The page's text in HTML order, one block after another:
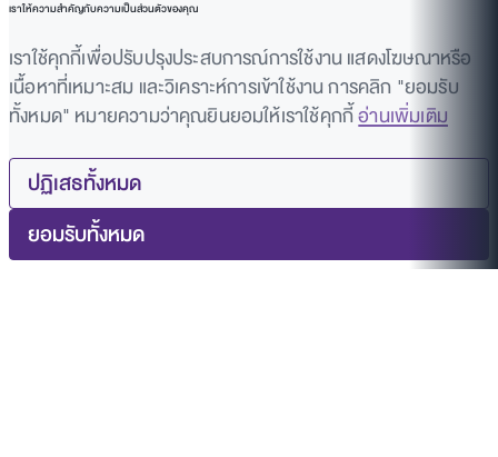
เราให้ความสำคัญกับความเป็นส่วนตัวของคุณ
เราใช้คุกกี้เพื่อปรับปรุงประสบการณ์การใช้งาน แสดงโฆษณาหรือ
เนื้อหาที่เหมาะสม และวิเคราะห์การเข้าใช้งาน การคลิก "ยอมรับ
ทั้งหมด" หมายความว่าคุณยินยอมให้เราใช้คุกกี้อ่านเพิ่มเติม
ปฏิเสธทั้งหมด
ยอมรับทั้งหมด